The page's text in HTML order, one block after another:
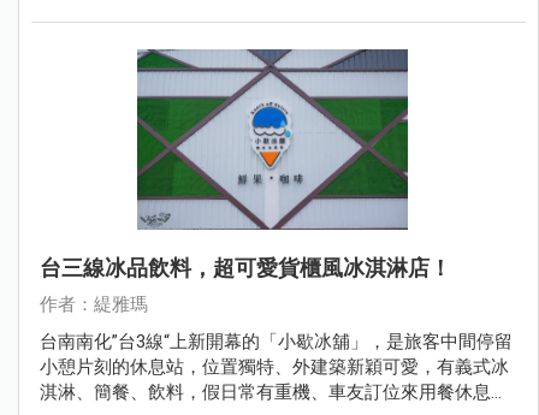
台三線冰品飲料，超可愛貨櫃風冰淇淋店！
作者：緹雅瑪
台南南化”台3線“上新開幕的「小歇冰舖」，是旅客中間停留
小憩片刻的休息站，位置獨特、外建築新穎可愛，有義式冰
淇淋、簡餐、飲料，假日常有重機、車友訂位來用餐休息，